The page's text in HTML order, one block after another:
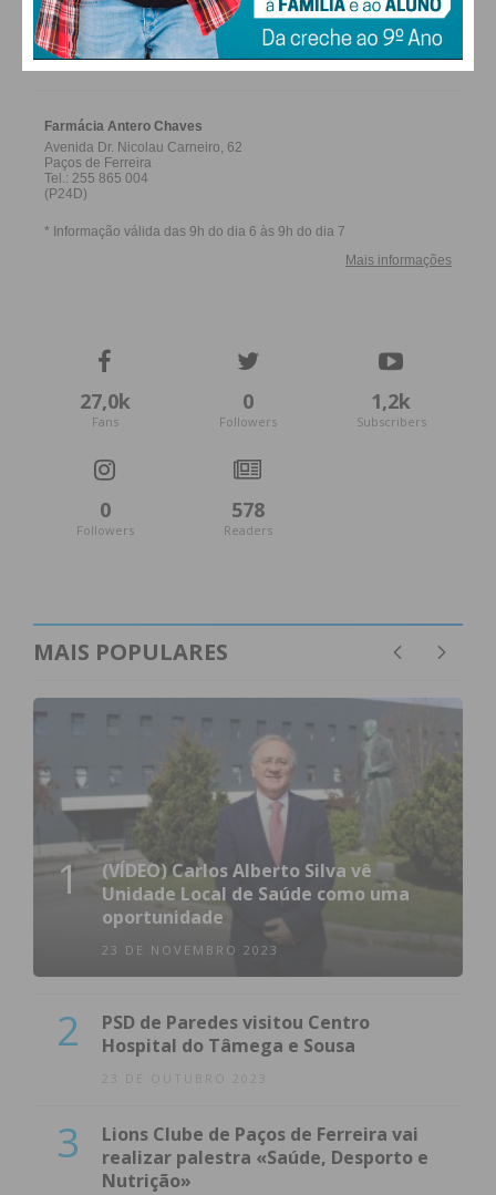
FARMACIAS DE SERVIÇO EM PAÇOS DE
FERREIRA
27,0k
Fans
0
Followers
1,2k
Subscribers
0
Followers
578
Readers
MAIS POPULARES
1
(VÍDEO) Carlos Alberto Silva vê
Unidade Local de Saúde como uma
oportunidade
23 DE NOVEMBRO 2023
2
PSD de Paredes visitou Centro
Hospital do Tâmega e Sousa
23 DE OUTUBRO 2023
3
Lions Clube de Paços de Ferreira vai
realizar palestra «Saúde, Desporto e
Nutrição»